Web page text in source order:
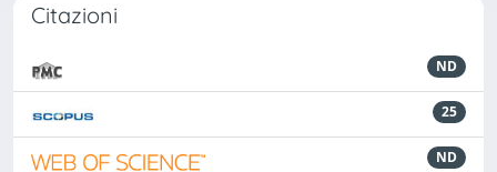
Citazioni
ND
25
ND